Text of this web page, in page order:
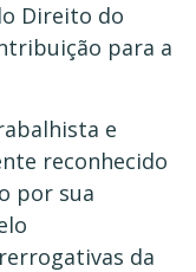
Direito do
para a
e
reconhecido
por sua
da